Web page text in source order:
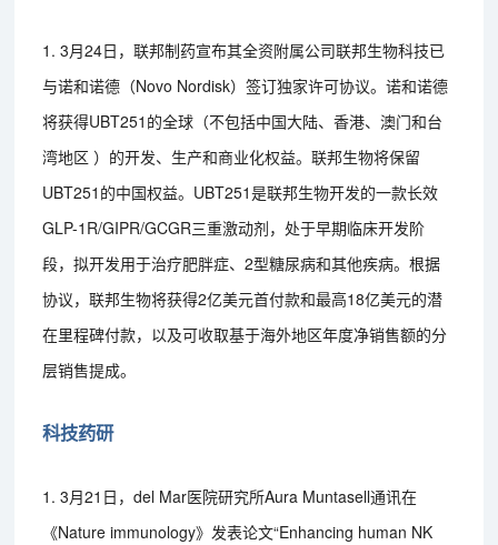
1. 3月24日，联邦制药宣布其全资附属公司联邦生物科技已
与诺和诺德（Novo Nordisk）签订独家许可协议。诺和诺德
将获得UBT251的全球（不包括中国大陆、香港、澳门和台
湾地区 ）的开发、生产和商业化权益。联邦生物将保留
UBT251的中国权益。UBT251是联邦生物开发的一款长效
GLP-1R/GIPR/GCGR三重激动剂，处于早期临床开发阶
段，拟开发用于治疗肥胖症、2型糖尿病和其他疾病。根据
协议，联邦生物将获得2亿美元首付款和最高18亿美元的潜
在里程碑付款，以及可收取基于海外地区年度净销售额的分
层销售提成。
科技药研
1. 3月21日，del Mar医院研究所Aura Muntasell通讯在
《Nature immunology》发表论文“Enhancing human NK